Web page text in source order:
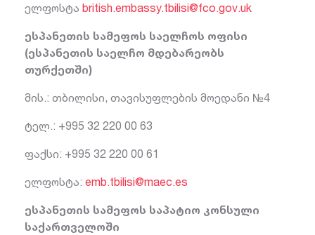
ელფოსტა british.embassy.tbilisi@fco.gov.uk
ესპანეთის სამეფოს საელჩოს ოფისი
(ესპანეთის საელჩო მდებარეობს
თურქეთში)
მის.: თბილისი, თავისუფლების მოედანი №4
ტელ.: +995 32 220 00 63
ფაქსი: +995 32 220 00 61
ელფოსტა: emb.tbilisi@maec.es
ესპანეთის სამეფოს საპატიო კონსული
საქართველოში